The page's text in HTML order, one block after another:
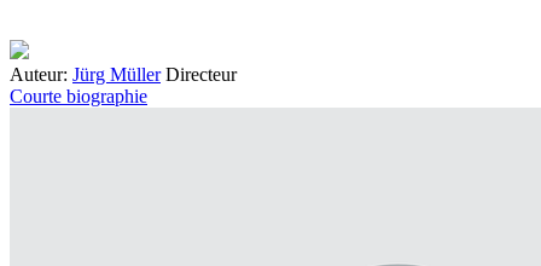
Auteur: Jürg Müller Directeur
Courte biographie